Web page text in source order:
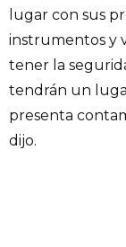
lugar con sus
instrumentos y
tener la
tendrán un
presenta
dijo.